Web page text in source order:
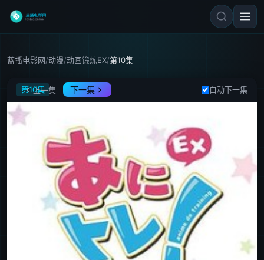
蓝播电影网/动漫/动画锻炼EX/第10集
动画锻炼EX
第10集上一集 下一集 自动下一集